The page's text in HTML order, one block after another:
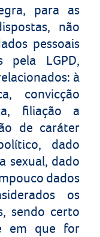
para as
não
pessoais
pela LGPD,
à
convicção
filiação a
de caráter
dado
sexual, dado
dados
os
sendo certo
em que for